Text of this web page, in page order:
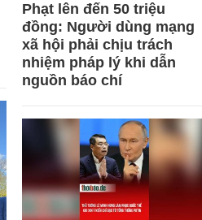
Phạt lên đến 50 triệu
đồng: Người dùng mạng
xã hội phải chịu trách
nhiệm pháp lý khi dẫn
nguồn báo chí